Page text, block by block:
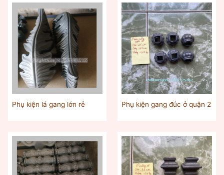
Phụ kiện lá gang lớn rẻ Phụ kiện gang đúc ở quận 2